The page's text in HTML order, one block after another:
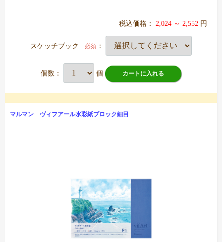
税込価格： 2,024 ～ 2,552 円
スケッチブック 必須 ：
個数： 個 カートに入れる
マルマン ヴィフアール水彩紙ブロック細目